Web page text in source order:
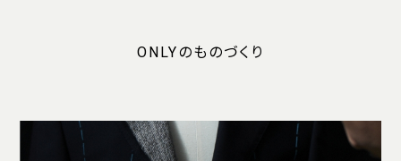
ONLYのものづくり